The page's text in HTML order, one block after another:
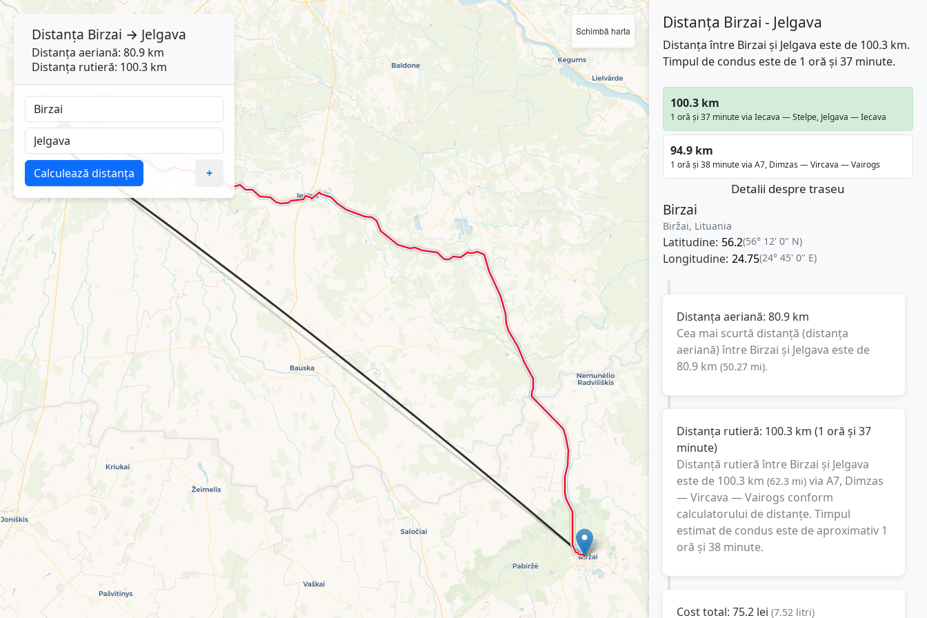
Schimbă harta Distanța Birzai - Jelgava
Distanța între Birzai și Jelgava este de 100.3 km.
Timpul de condus este de 1 oră și 37 minute.
100.3 km
1 oră și 37 minute via Iecava — Stelpe, Jelgava — Iecava
94.9 km
1 oră și 38 minute via A7, Dimzas — Vircava — Vairogs
Detalii despre traseu
Birzai
Biržai, Lituania
Latitudine: 56.2(56° 12' 0" N)
Longitudine: 24.75(24° 45' 0" E)
Distanța aeriană: 80.9 km
Cea mai scurtă distanță (distanța
aeriană) între Birzai și Jelgava este de
80.9 km (50.27 mi).
Distanța rutieră: 100.3 km (1 oră și 37
minute)
Distanță rutieră între Birzai și Jelgava
este de 100.3 km (62.3 mi) via A7, Dimzas
— Vircava — Vairogs conform
calculatorului de distanțe. Timpul
estimat de condus este de aproximativ 1
oră și 38 minute.
Cost total: 75.2 lei (7.52 litri)
Distanța Birzai → Jelgava
Distanța aeriană: 80.9 km
Distanța rutieră: 100.3 km
Calculează distanța +